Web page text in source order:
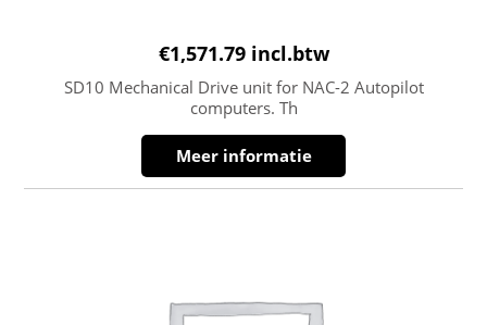
€1,571.79 incl.btw
SD10 Mechanical Drive unit for NAC-2 Autopilot
computers. Th
Meer informatie